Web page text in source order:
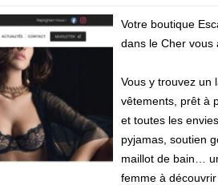
Votre boutique
dans le Cher vous
Vous y trouvez un
vêtements, prêt à
et toutes les
pyjamas, soutien
maillot de bain…
femme à